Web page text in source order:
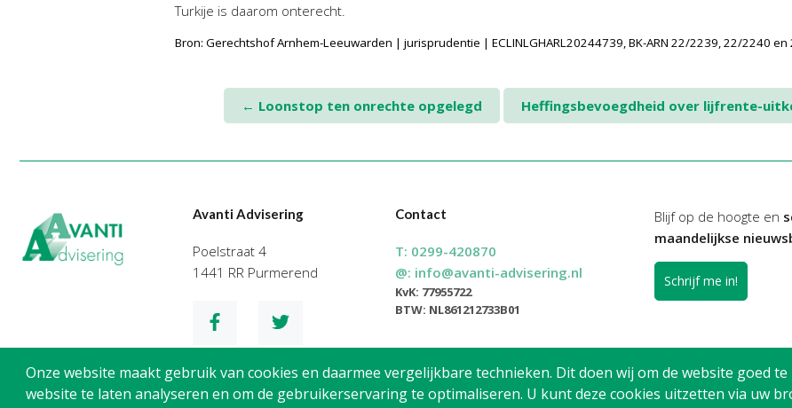
Onze website maakt gebruik van cookies en daarmee vergelijkbare technieken. Dit doen wij om de website goed
website te laten analyseren en om de gebruikerservaring te optimaliseren. U kunt deze cookies uitzetten via uw
Turkije is daarom onterecht.
Bron: Gerechtshof Arnhem-Leeuwarden | jurisprudentie | ECLINLGHARL20244739, BK-ARN 22/2239, 22/2240
← Loonstop ten onrechte opgelegd Heffingsbevoegdheid over lijfrente-
Avanti Advisering
Poelstraat 4
1441 RR Purmerend
Contact
T: 0299-420870
@: info@avanti-advisering.nl
KvK: 77955722
BTW: NL861212733B01
Blijf op de hoogte en
maandelijkse
Schrijf me in!